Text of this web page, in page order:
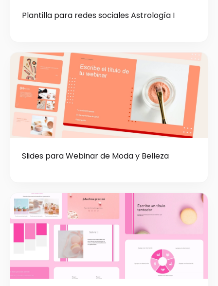
Plantilla para redes sociales Astrología I
Slides para Webinar de Moda y Belleza